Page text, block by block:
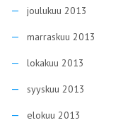
joulukuu 2013
marraskuu 2013
lokakuu 2013
syyskuu 2013
elokuu 2013